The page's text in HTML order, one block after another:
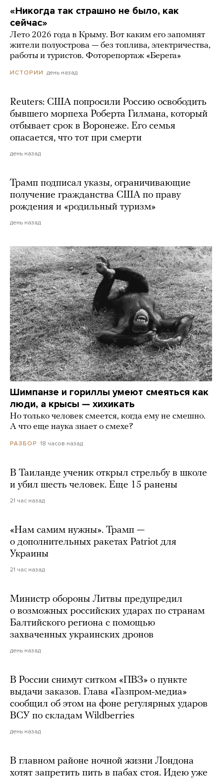
«Никогда так страшно не было, как
сейчас»
Лето 2026 года в Крыму. Вот каким его запомнят
жители полуострова — без топлива, электричества,
работы и туристов. Фоторепортаж «Берега»
ИСТОРИИ день назад
Reuters: США попросили Россию освободить
бывшего морпеха Роберта Гилмана, который
отбывает срок в Воронеже. Его семья
опасается, что тот при смерти
день назад
Трамп подписал указы, ограничивающие
получение гражданства США по праву
рождения и «родильный туризм»
день назад
Шимпанзе и гориллы умеют смеяться как
люди, а крысы — хихикать
Но только человек смеется, когда ему не смешно.
А что еще наука знает о смехе?
РАЗБОР 18 часов назад
В Таиланде ученик открыл стрельбу в школе
и убил шесть человек. Еще 15 ранены
21 час назад
«Нам самим нужны». Трамп —
о дополнительных ракетах Patriot для
Украины
21 час назад
Министр обороны Литвы предупредил
о возможных российских ударах по странам
Балтийского региона с помощью
захваченных украинских дронов
день назад
В России снимут ситком «ПВЗ» о пункте
выдачи заказов. Глава «Газпром-медиа»
сообщил об этом на фоне регулярных ударов
ВСУ по складам Wildberries
день назад
В главном районе ночной жизни Лондона
хотят запретить пить в пабах стоя. Идею уже